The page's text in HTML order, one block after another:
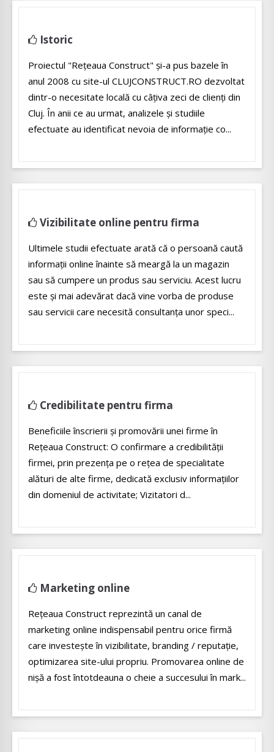
Istoric
Proiectul "Rețeaua Construct" și-a pus bazele în
anul 2008 cu site-ul CLUJCONSTRUCT.RO dezvoltat
dintr-o necesitate locală cu câțiva zeci de clienți din
Cluj. În anii ce au urmat, analizele și studiile
efectuate au identificat nevoia de informație co...
Vizibilitate online pentru firma
Ultimele studii efectuate arată că o persoană caută
informații online înainte să meargă la un magazin
sau să cumpere un produs sau serviciu. Acest lucru
este şi mai adevărat dacă vine vorba de produse
sau servicii care necesită consultanţa unor speci...
Credibilitate pentru firma
Beneficiile înscrierii și promovării unei firme în
Rețeaua Construct: O confirmare a credibilității
firmei, prin prezența pe o rețea de specialitate
alături de alte firme, dedicată exclusiv informațiilor
din domeniul de activitate; Vizitatori d...
Marketing online
Rețeaua Construct reprezintă un canal de
marketing online indispensabil pentru orice firmă
care investește în vizibilitate, branding / reputație,
optimizarea site-ului propriu. Promovarea online de
nişă a fost întotdeauna o cheie a succesului în mark...